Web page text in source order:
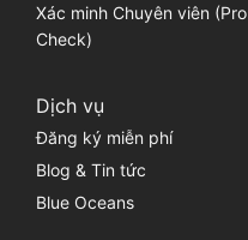
Xác minh Chuyên viên (Pro
Check)
Dịch vụ
Đăng ký miễn phí
Blog & Tin tức
Blue Oceans